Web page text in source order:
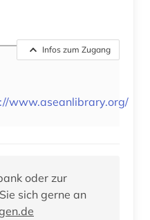
Infos zum Zugang
www.aseanlibrary.org/
oder zur
sich gerne an